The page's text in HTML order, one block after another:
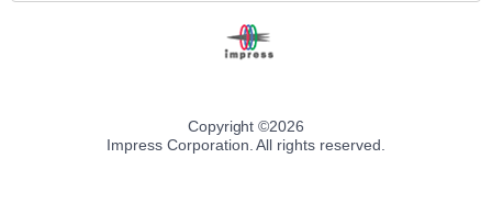
Copyright ©2026
Impress Corporation. All rights reserved.